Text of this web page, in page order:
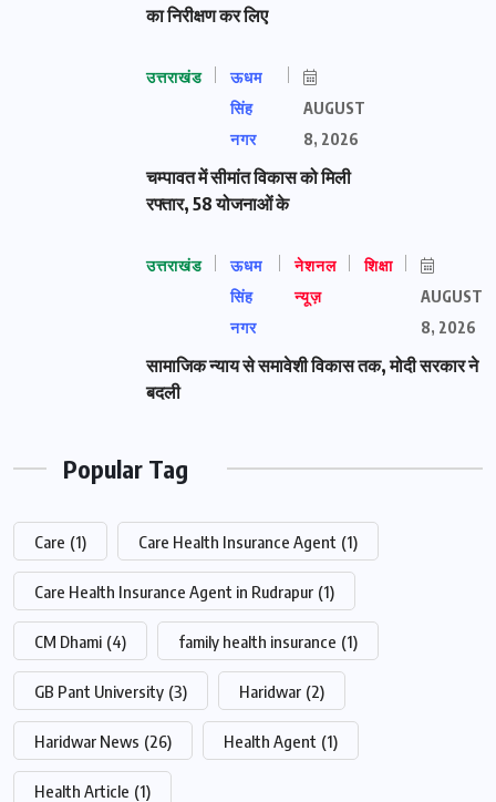
का निरीक्षण कर लिए
उत्तराखंड
ऊधम
सिंह
नगर
AUGUST
8, 2026
चम्पावत में सीमांत विकास को मिली
रफ्तार, 58 योजनाओं के
उत्तराखंड
ऊधम
सिंह
नगर
नेशनल
न्यूज़
शिक्षा
AUGUST
8, 2026
सामाजिक न्याय से समावेशी विकास तक, मोदी सरकार ने
बदली
Popular Tag
Care (1) Care Health Insurance Agent (1)
Care Health Insurance Agent in Rudrapur (1)
CM Dhami (4) family health insurance (1)
GB Pant University (3) Haridwar (2)
Haridwar News (26) Health Agent (1)
Health Article (1)